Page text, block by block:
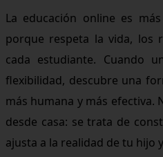
La educación online es
porque respeta la vida, los
cada estudiante. Cuando
flexibilidad, descubre una
más humana y más efectiva.
desde casa: se trata de
ajusta a la realidad de tu hijo